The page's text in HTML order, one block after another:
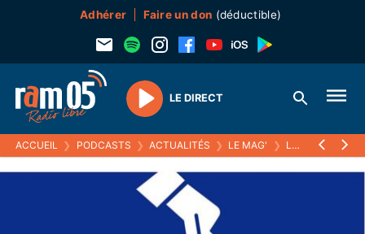
Adhérer Faire un don (déductible)
Play
LE DIRECT
ACCUEIL ❯ PODCASTS ❯ ACTUALITÉS ❯ LE MAG' ❯ LES CANDIDATS DES CANTONS DE GUILLESTRE ET CHORGES